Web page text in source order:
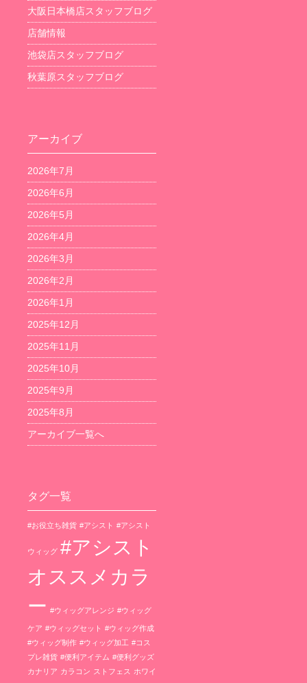
大阪日本橋店スタッフブログ
店舗情報
池袋店スタッフブログ
秋葉原スタッフブログ
アーカイブ
2026年7月
2026年6月
2026年5月
2026年4月
2026年3月
2026年2月
2026年1月
2025年12月
2025年11月
2025年10月
2025年9月
2025年8月
アーカイブ一覧へ
タグ一覧
#お役立ち雑貨 #アシスト #アシスト
ウィッグ #アシスト
オススメカラ
ー #ウィッグアレンジ #ウィッグ
ケア #ウィッグセット #ウィッグ作成
#ウィッグ制作 #ウィッグ加工 #コス
プレ雑貨 #便利アイテム #便利グッズ
カナリア カラコン ストフェス ホワイ